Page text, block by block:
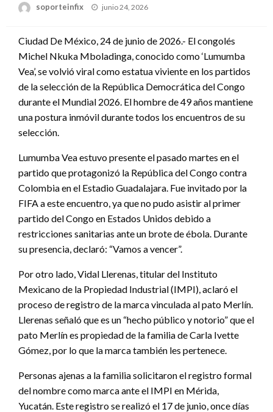
soporteinfix
Publicado
junio 24, 2026
Ciudad De México, 24 de junio de 2026.- El congolés
Michel Nkuka Mboladinga, conocido como ‘Lumumba
Vea’, se volvió viral como estatua viviente en los partidos
de la selección de la República Democrática del Congo
durante el Mundial 2026. El hombre de 49 años mantiene
una postura inmóvil durante todos los encuentros de su
selección.
Lumumba Vea estuvo presente el pasado martes en el
partido que protagonizó la República del Congo contra
Colombia en el Estadio Guadalajara. Fue invitado por la
FIFA a este encuentro, ya que no pudo asistir al primer
partido del Congo en Estados Unidos debido a
restricciones sanitarias ante un brote de ébola. Durante
su presencia, declaró: “Vamos a vencer”.
Por otro lado, Vidal Llerenas, titular del Instituto
Mexicano de la Propiedad Industrial (IMPI), aclaró el
proceso de registro de la marca vinculada al pato Merlín.
Llerenas señaló que es un “hecho público y notorio” que el
pato Merlín es propiedad de la familia de Carla Ivette
Gómez, por lo que la marca también les pertenece.
Personas ajenas a la familia solicitaron el registro formal
del nombre como marca ante el IMPI en Mérida,
Yucatán. Este registro se realizó el 17 de junio, once días